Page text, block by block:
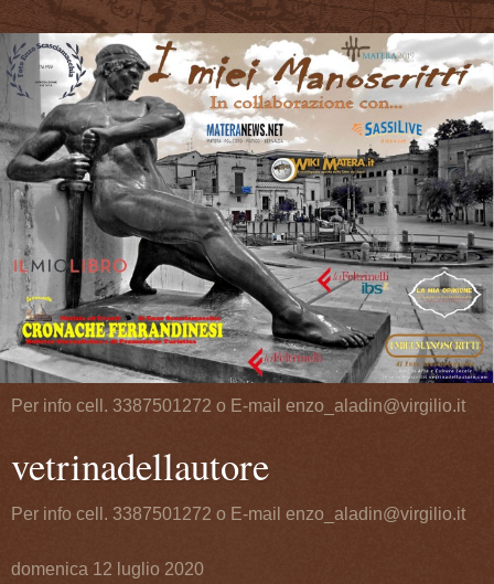
Per info cell. 3387501272 o E-mail enzo_aladin@virgilio.it
vetrinadellautore
Per info cell. 3387501272 o E-mail enzo_aladin@virgilio.it
domenica 12 luglio 2020